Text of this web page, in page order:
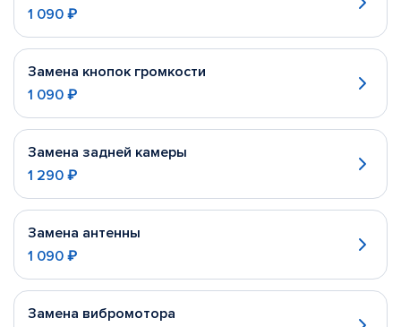
1 090 ₽
Замена кнопок громкости
1 090 ₽
Замена задней камеры
1 290 ₽
Замена антенны
1 090 ₽
Замена вибромотора